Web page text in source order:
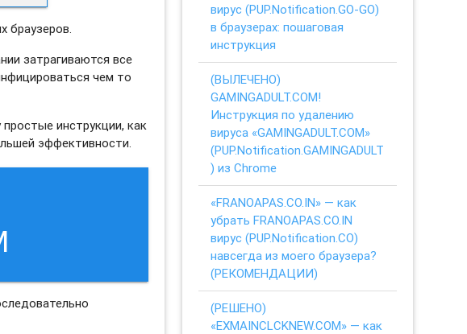
браузеров.
затрагиваются все
чем то
инструкции, как
эффективности.
вирус (PUP.Notification.GO-GO)
в браузерах: пошаговая
инструкция
(ВЫЛЕЧЕНО)
GAMINGADULT.COM!
Инструкция по удалению
вируса «GAMINGADULT.COM»
(PUP.Notification.GAMINGADULT
) из Chrome
«FRANOAPAS.CO.IN» — как
убрать FRANOAPAS.CO.IN
вирус (PUP.Notification.CO)
навсегда из моего браузера?
(РЕКОМЕНДАЦИИ)
(РЕШЕНО)
«EXMAINCLCKNEW.COM» — как